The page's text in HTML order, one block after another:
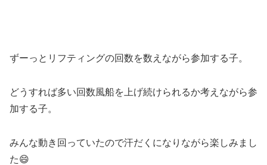
ずーっとリフティングの回数を数えながら参加する子。
どうすれば多い回数風船を上げ続けられるか考えながら参
加する子。
みんな動き回っていたので汗だくになりながら楽しみまし
た😄